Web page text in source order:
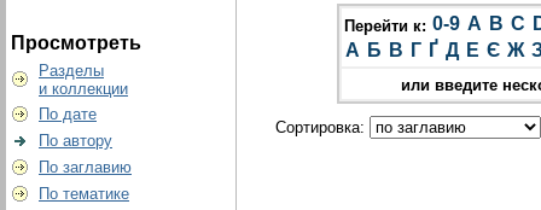
Просмотреть
Разделы
и коллекции
По дате
По автору
По заглавию
По тематике
Перейти к: 0-9 A B C
А Б В Г Ґ Д Е Є Ж
или введите
Сортировка: